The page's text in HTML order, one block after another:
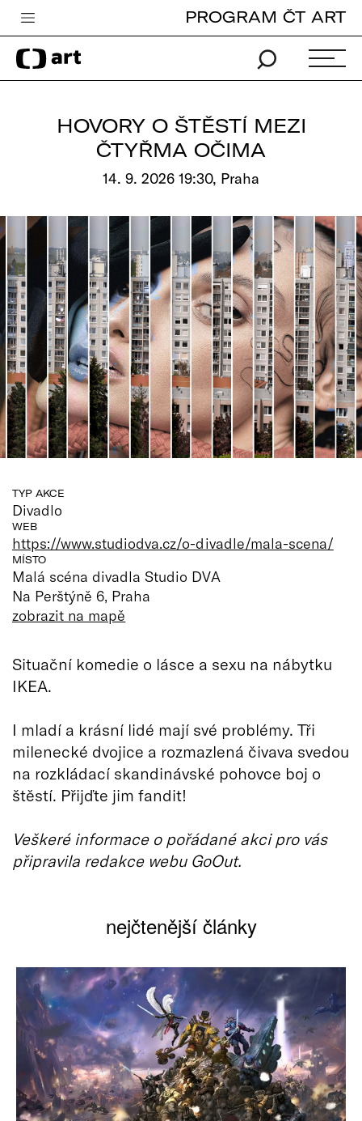
Česká televize
Zpravodajství
Vše o ČT
PROGRAM ČT ART
HOVORY O ŠTĚSTÍ MEZI
ČTYŘMA OČIMA
14. 9. 2026 19:30, Praha
TYP AKCE
Divadlo
WEB
https://www.studiodva.cz/o-divadle/mala-scena/
MÍSTO
Malá scéna divadla Studio DVA
Na Perštýně 6, Praha
zobrazit na mapě
Situační komedie o lásce a sexu na nábytku
IKEA.
I mladí a krásní lidé mají své problémy. Tři
milenecké dvojice a rozmazlená čivava svedou
na rozkládací skandinávské pohovce boj o
štěstí. Přijďte jim fandit!
Veškeré informace o pořádané akci pro vás
připravila redakce webu GoOut.
nejčtenější články